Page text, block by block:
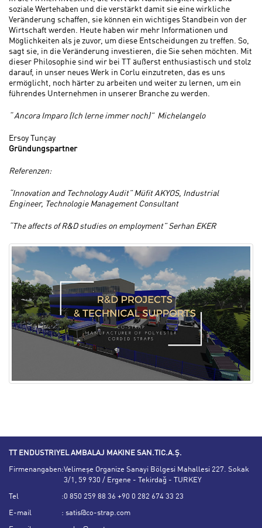
soziale Wertehaben und die verstärkt damit sie eine wirkliche
Veränderung schaffen, sie können ein wichtiges Standbein von der
Wirtschaft werden. Heute haben wir mehr Informationen und
Möglichkeiten als je zuvor, um diese Entscheidungen zu treffen. So,
sagt sie, in die Veränderung investieren, die Sie sehen möchten. Mit
dieser Philosophie sind wir bei TT äußerst enthusiastisch und stolz
darauf, in unser neues Werk in Corlu einzutreten, das es uns
ermöglicht, noch härter zu arbeiten und weiter zu lernen, um ein
führendes Unternehmen in unserer Branche zu werden.
“ Ancora Imparo (Ich lerne immer noch)” Michelangelo
Ersoy Tunçay
Gründungspartner
Referenzen:
“Innovation and Technology Audit” Müfit AKYOS, Industrial
Engineer, Technologie Management Consultant
“The affects of R&D studies on employment” Serhan EKER
TT ENDUSTRIYEL AMBALAJ MAKINE SAN.TIC.A.Ş.
Firmenangaben:Velimeşe Organize Sanayi Bölgesi Mahallesi 227. Sokak
3/1, 59 930 / Ergene - Tekirdağ - TURKEY
Tel :0 850 259 88 36 +90 0 282 674 33 23
E-mail : satis@co-strap.com